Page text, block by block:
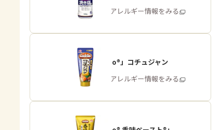
商品・アレルギー情報をみる
「Cook Do®」コチュジャン
商品・アレルギー情報をみる